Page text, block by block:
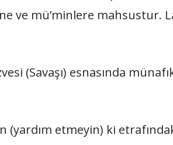
ve mü’minlere mahsustur.
(Savaşı) esnasında
(yardım etmeyin) ki